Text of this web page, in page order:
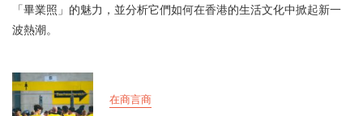
「畢業照」的魅力，並分析它們如何在香港的生活文化中掀起新一
波熱潮。
在商言商